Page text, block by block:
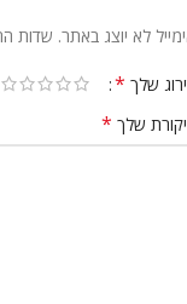
לא יוצג באתר. שדות
שלך *
שלך *